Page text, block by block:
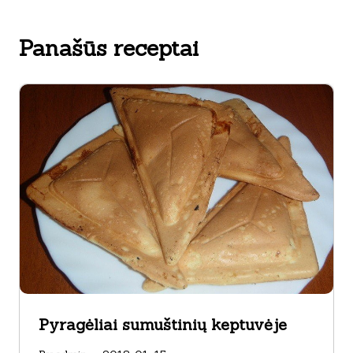
Panašūs receptai
Pyragėliai sumuštinių keptuvėje